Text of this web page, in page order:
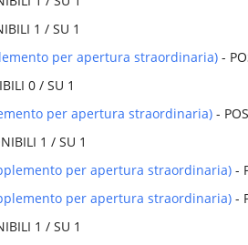
1 / SU 1
per apertura straordinaria) -
0 / SU 1
per apertura straordinaria) -
1 / SU 1
per apertura straordinaria) -
per apertura straordinaria) -
1 / SU 1